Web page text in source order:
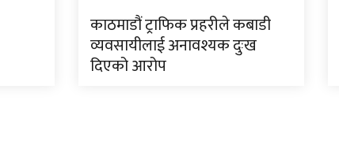
काठमाडौं ट्राफिक प्रहरीले कबाडी
व्यवसायीलाई अनावश्यक दुःख
दिएको आरोप